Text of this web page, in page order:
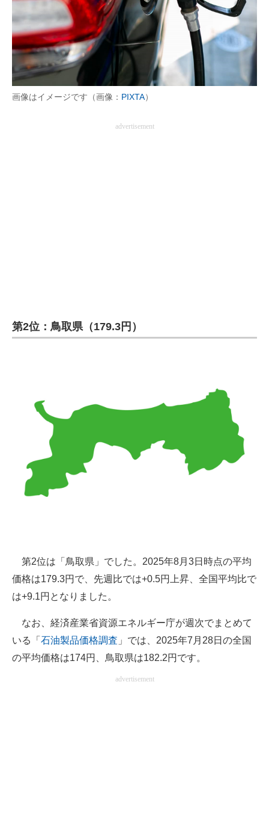
画像はイメージです（画像： PIXTA）
advertisement
第2位：鳥取県（179.3円）
第2位は「鳥取県」でした。2025年8月3日時点の平均
価格は179.3円で、先週比では+0.5円上昇、全国平均比で
は+9.1円となりました。
なお、経済産業省資源エネルギー庁が週次でまとめて
いる「 石油製品価格調査 」では、2025年7月28日の全国
の平均価格は174円、鳥取県は182.2円です。
advertisement